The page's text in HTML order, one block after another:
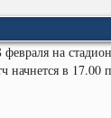
февраля на
в 17.00